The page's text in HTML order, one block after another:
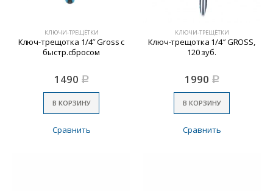
КЛЮЧИ-ТРЕЩЁТКИ
Ключ-трещотка 1/4″ Gross с
быстр.сбросом
1490 Р
В КОРЗИНУ
Сравнить
КЛЮЧИ-ТРЕЩЁТКИ
Ключ-трещотка 1/4″ GROSS,
120 зуб.
1990 Р
В КОРЗИНУ
Сравнить